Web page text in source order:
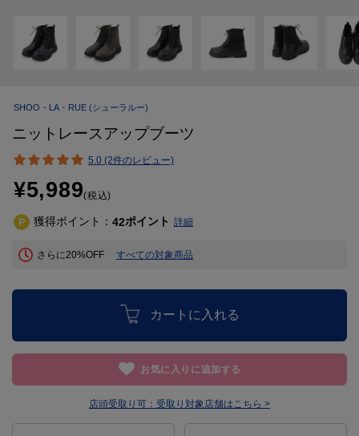
SHOO・LA・RUE (シューラルー)
ニットレースアップブーツ
5.0 (2件のレビュー)
¥5,989(税込)
獲得ポイント： 42ポイント 詳細
さらに20%OFF すべての対象商品
カートに入れる
お気に入りに追加する
店頭受取り可： 受取り対象店舗はこちら >